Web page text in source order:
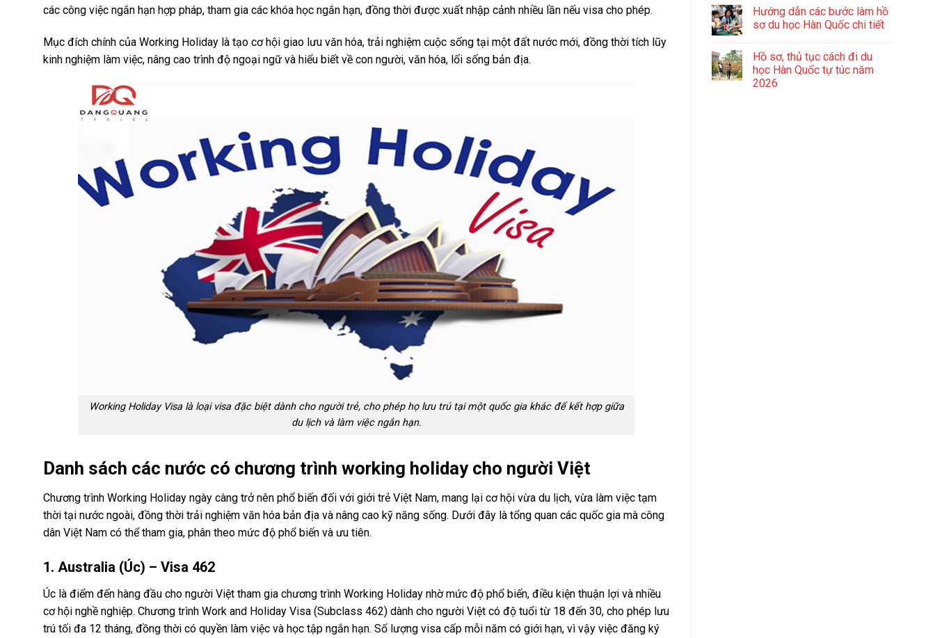
các công việc ngắn hạn hợp pháp, tham gia các khóa học ngắn hạn, đồng thời được xuất nhập cảnh nhiều lần nếu visa cho phép.
Mục đích chính của Working Holiday là tạo cơ hội giao lưu văn hóa, trải nghiệm cuộc sống tại một đất nước mới, đồng thời tích lũy
kinh nghiệm làm việc, nâng cao trình độ ngoại ngữ và hiểu biết về con người, văn hóa, lối sống bản địa.
Working Holiday Visa là loại visa đặc biệt dành cho người trẻ, cho phép họ lưu trú tại một quốc gia khác để kết hợp giữa
du lịch và làm việc ngắn hạn.
Danh sách các nước có chương trình working holiday cho người Việt
Chương trình Working Holiday ngày càng trở nên phổ biến đối với giới trẻ Việt Nam, mang lại cơ hội vừa du lịch, vừa làm việc tạm
thời tại nước ngoài, đồng thời trải nghiệm văn hóa bản địa và nâng cao kỹ năng sống. Dưới đây là tổng quan các quốc gia mà công
dân Việt Nam có thể tham gia, phân theo mức độ phổ biến và ưu tiên.
1. Australia (Úc) – Visa 462
Úc là điểm đến hàng đầu cho người Việt tham gia chương trình Working Holiday nhờ mức độ phổ biến, điều kiện thuận lợi và nhiều
cơ hội nghề nghiệp. Chương trình Work and Holiday Visa (Subclass 462) dành cho người Việt có độ tuổi từ 18 đến 30, cho phép lưu
trú tối đa 12 tháng, đồng thời có quyền làm việc và học tập ngắn hạn. Số lượng visa cấp mỗi năm có giới hạn, vì vậy việc đăng ký
Hướng dẫn các bước làm hồ
sơ du học Hàn Quốc chi tiết
Hồ sơ, thủ tục cách đi du
học Hàn Quốc tự túc năm
2026